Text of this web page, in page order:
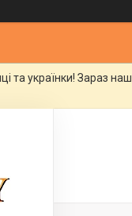
та українки! Зараз